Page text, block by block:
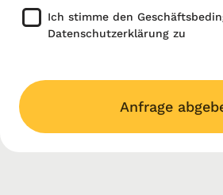
Ich stimme den
Datenschutzerklärung zu
Anfrage